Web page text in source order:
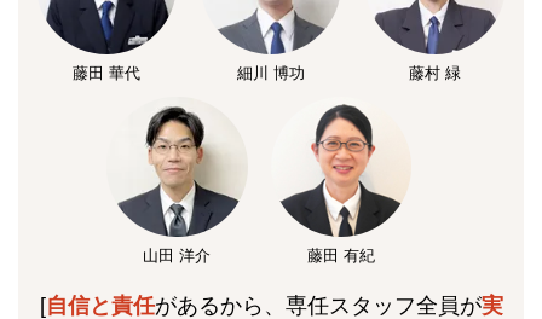
藤田 華代 細川 博功 藤村 緑
山田 洋介 藤田 有紀
[自信と責任があるから、専任スタッフ全員が実